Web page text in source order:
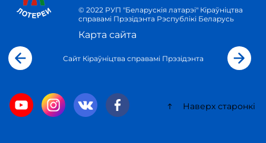
© 2022 РУП "Беларускія латарэі" Кіраўніцтва
справамі Прэзідэнта Рэспублікі Беларусь
Карта сайта
Сайт Кіраўніцтва справамі Прэзідэнта
Наверх старонкі